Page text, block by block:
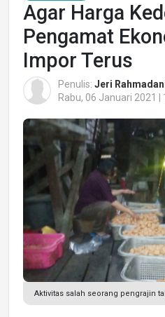
Agar Harga
Pengamat
Impor Terus
Penulis: Jeri
Rabu, 06 Januari 2021 |
Aktivitas salah seorang pengrajin